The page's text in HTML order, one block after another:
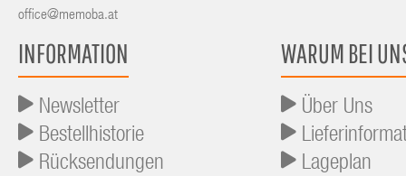
office@memoba.at
INFORMATION
Newsletter
Bestellhistorie
Rücksendungen
WARUM BEI
Über Uns
Lageplan